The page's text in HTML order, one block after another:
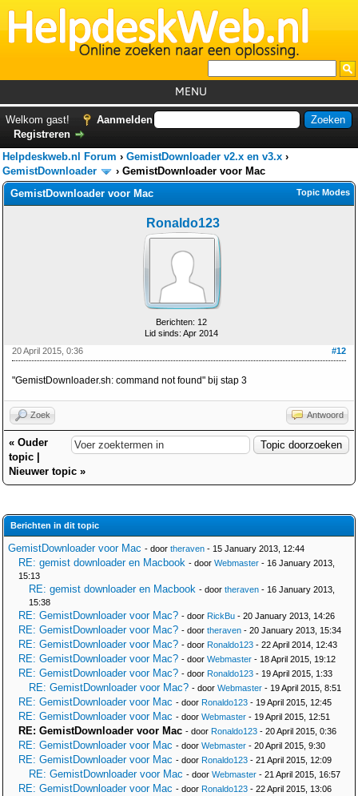
MENU
Foutcodes
GemistDownloader
Forum
Welkom gast!
Aanmelden
Registreren
Helpdeskweb.nl Forum › GemistDownloader v2.x en v3.x ›
GemistDownloader
› GemistDownloader voor Mac
Topic Modes
GemistDownloader voor Mac
Ronaldo123
Berichten: 12
Lid sinds: Apr 2014
#12
20 April 2015, 0:36
"GemistDownloader.sh: command not found" bij stap 3
Zoek Antwoord
« Ouder
topic
Nieuwer topic »
Berichten in dit topic
GemistDownloader voor Mac - door theraven - 15 January 2013, 12:44
RE: gemist downloader en Macbook - door Webmaster - 16 January 2013,
15:13
RE: gemist downloader en Macbook - door theraven - 16 January 2013,
15:38
RE: GemistDownloader voor Mac? - door RickBu - 20 January 2013, 14:26
RE: GemistDownloader voor Mac? - door theraven - 20 January 2013, 15:34
RE: GemistDownloader voor Mac? - door Ronaldo123 - 22 April 2014, 12:43
RE: GemistDownloader voor Mac? - door Webmaster - 18 April 2015, 19:12
RE: GemistDownloader voor Mac? - door Ronaldo123 - 19 April 2015, 1:33
RE: GemistDownloader voor Mac? - door Webmaster - 19 April 2015, 8:51
RE: GemistDownloader voor Mac - door Ronaldo123 - 19 April 2015, 12:45
RE: GemistDownloader voor Mac - door Webmaster - 19 April 2015, 12:51
RE: GemistDownloader voor Mac - door Ronaldo123 - 20 April 2015, 0:36
RE: GemistDownloader voor Mac - door Webmaster - 20 April 2015, 9:30
RE: GemistDownloader voor Mac - door Ronaldo123 - 21 April 2015, 12:09
RE: GemistDownloader voor Mac - door Webmaster - 21 April 2015, 16:57
RE: GemistDownloader voor Mac - door Ronaldo123 - 22 April 2015, 13:06